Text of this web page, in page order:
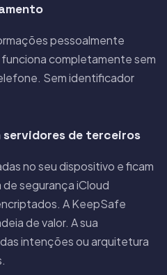
pessoalmente
completamente sem
Sem identificador
de terceiros
no seu dispositivo e ficam
segurança iCloud
A KeepSafe
de valor. A sua
intenções ou arquitetura